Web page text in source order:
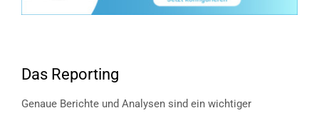
Das Reporting
Genaue Berichte und Analysen sind ein wichtiger